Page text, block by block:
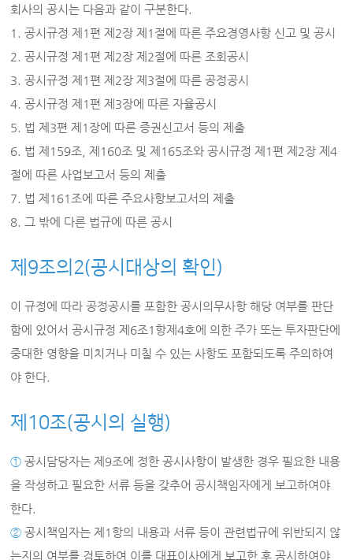
회사의 공시는 다음과 같이 구분한다.
1. 공시규정 제1편 제2장 제1절에 따른 주요경영사항 신고 및 공시
2. 공시규정 제1편 제2장 제2절에 따른 조회공시
3. 공시규정 제1편 제2장 제3절에 따른 공정공시
4. 공시규정 제1편 제3장에 따른 자율공시
5. 법 제3편 제1장에 따른 증권신고서 등의 제출
6. 법 제159조, 제160조 및 제165조와 공시규정 제1편 제2장 제4
절에 따른 사업보고서 등의 제출
7. 법 제161조에 따른 주요사항보고서의 제출
8. 그 밖에 다른 법규에 따른 공시
제9조의2(공시대상의 확인)
이 규정에 따라 공정공시를 포함한 공시의무사항 해당 여부를 판단
함에 있어서 공시규정 제6조1항제4호에 의한 주가 또는 투자판단에
중대한 영향을 미치거나 미칠 수 있는 사항도 포함되도록 주의하여
야 한다.
제10조(공시의 실행)
① 공시담당자는 제9조에 정한 공시사항이 발생한 경우 필요한 내용
을 작성하고 필요한 서류 등을 갖추어 공시책임자에게 보고하여야
한다.
② 공시책임자는 제1항의 내용과 서류 등이 관련법규에 위반되지 않
는지의 여부를 검토하여 이를 대표이사에게 보고한 후 공시하여야